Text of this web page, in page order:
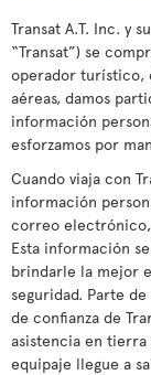
Transat A.T. Inc. y
“Transat”) se
operador turístico,
aéreas, damos
información
esforzamos por
Cuando viaja con
información
correo electrónico,
Esta información
brindarle la mejor
seguridad. Parte
de confianza de
asistencia en tierra
equipaje llegue a